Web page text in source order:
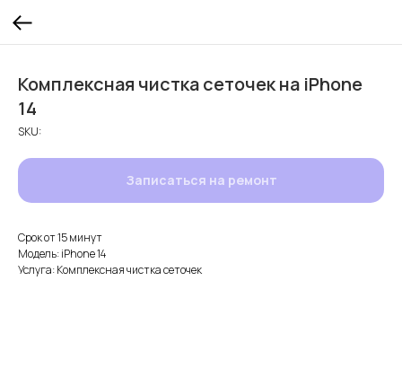
Комплексная чистка сеточек на iPhone
14
SKU:
Записаться на ремонт
Срок от 15 минут
Модель: iPhone 14
Услуга: Комплексная чистка сеточек